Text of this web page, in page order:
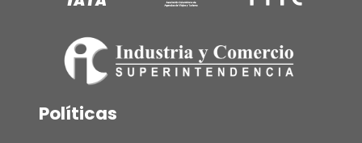
Políticas